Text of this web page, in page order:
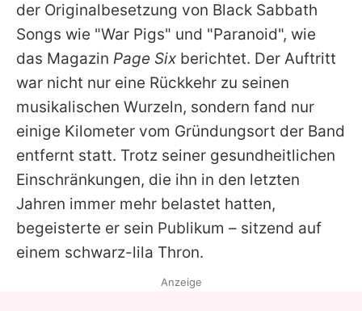
Datenschutzerklärung
Nutzungsbedingungen
Utiq verwalten
der Originalbesetzung von Black Sabbath
Songs wie "War Pigs" und "Paranoid", wie
das Magazin Page Six berichtet. Der Auftritt
war nicht nur eine Rückkehr zu seinen
musikalischen Wurzeln, sondern fand nur
einige Kilometer vom Gründungsort der Band
entfernt statt. Trotz seiner gesundheitlichen
Einschränkungen, die ihn in den letzten
Jahren immer mehr belastet hatten,
begeisterte er sein Publikum – sitzend auf
einem schwarz-lila Thron.
Anzeige